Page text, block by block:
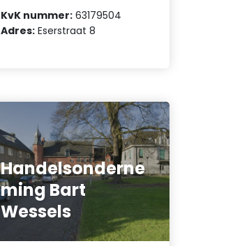
KvK nummer: 63179504
Adres: Eserstraat 8
Handelsonderne
ming Bart
Wessels